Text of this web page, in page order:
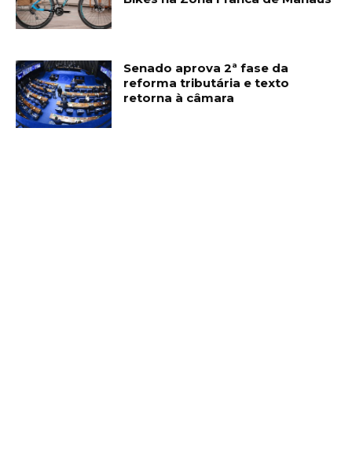
Senado aprova 2ª fase da
reforma tributária e texto
retorna à câmara